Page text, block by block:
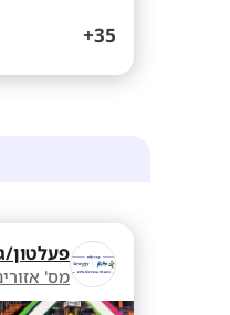
35+
פעלטון/
מס'